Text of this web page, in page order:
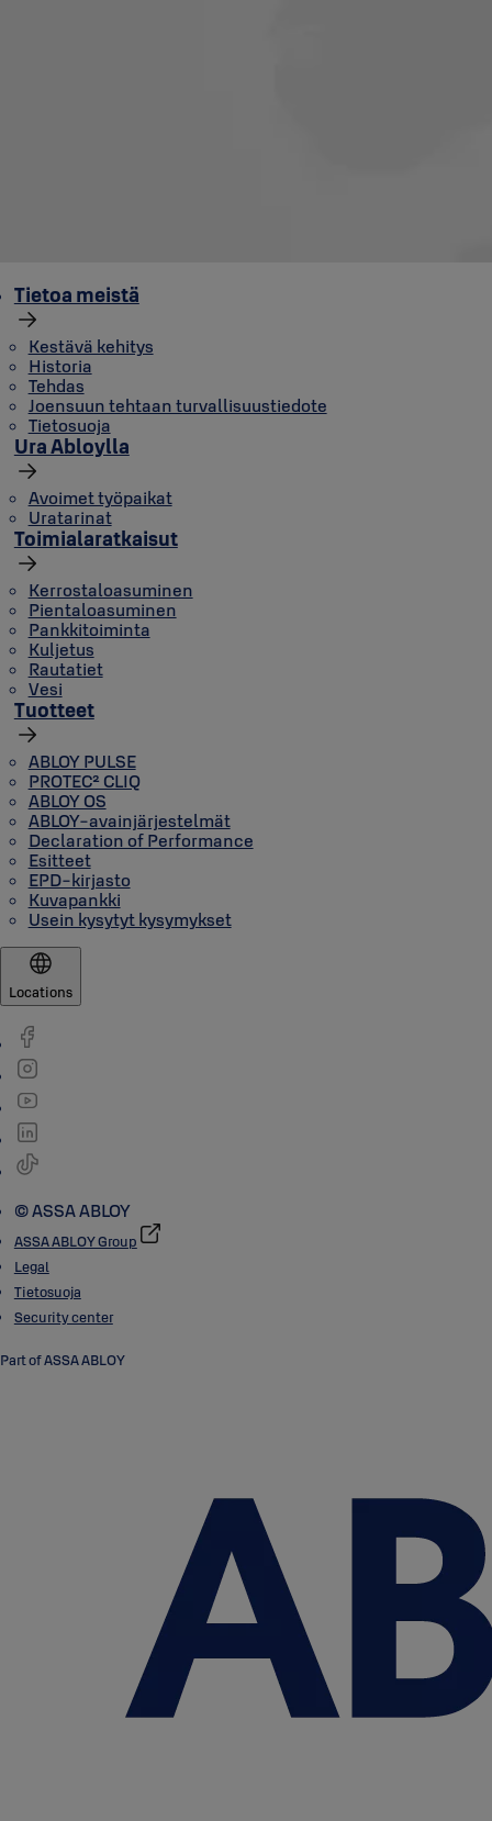
Tietoa meistä
Kestävä kehitys
Historia
Tehdas
Joensuun tehtaan turvallisuustiedote
Tietosuoja
Ura Abloylla
Avoimet työpaikat
Uratarinat
Toimialaratkaisut
Kerrostaloasuminen
Pientaloasuminen
Pankkitoiminta
Kuljetus
Rautatiet
Vesi
Tuotteet
ABLOY PULSE
PROTEC² CLIQ
ABLOY OS
ABLOY-avainjärjestelmät
Declaration of Performance
Esitteet
EPD-kirjasto
Kuvapankki
Usein kysytyt kysymykset
Locations
© ASSA ABLOY
ASSA ABLOY Group
Legal
Tietosuoja
Security center
Part of ASSA ABLOY